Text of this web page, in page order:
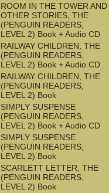
ROOM IN THE TOWER AND
OTHER STORIES, THE
(PENGUIN READERS,
LEVEL 2) Book + Audio CD
RAILWAY CHILDREN, THE
(PENGUIN READERS,
LEVEL 2) Book + Audio CD
RAILWAY CHILDREN, THE
(PENGUIN READERS,
LEVEL 2) Book
SIMPLY SUSPENSE
(PENGUIN READERS,
LEVEL 2) Book + Audio CD
SIMPLY SUSPENSE
(PENGUIN READERS,
LEVEL 2) Book
SCARLETT LETTER, THE
(PENGUIN READERS,
LEVEL 2) Book